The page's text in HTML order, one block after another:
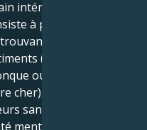
intérieur.
à permettre à vos
des exutoires
(l'expression
ou un lien de
cher), vous apprenez
sans vous laisser
mentale dépend de